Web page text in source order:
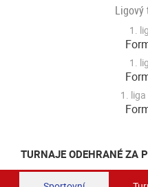
Ligový
1.
1.
1.
TURNAJE ODEHRANÉ ZA